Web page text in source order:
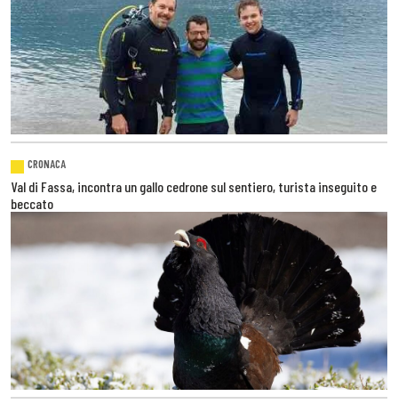
CRONACA
Val di Fassa, incontra un gallo cedrone sul sentiero, turista inseguito e
beccato